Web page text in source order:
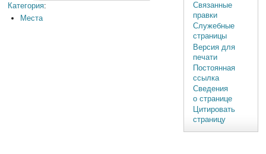
Категория:
Места
Связанные
правки
Служебные
страницы
Версия для
печати
Постоянная
ссылка
Сведения
о странице
Цитировать
страницу